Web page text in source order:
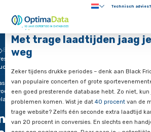
Terug naar de startpagina
Blogs
Is
Met trage laadtijden
Zeker tijdens drukke periodes – denk
van populaire concerten of grote
een goed presterende database hebt.
problemen komen. Wist je dat
40